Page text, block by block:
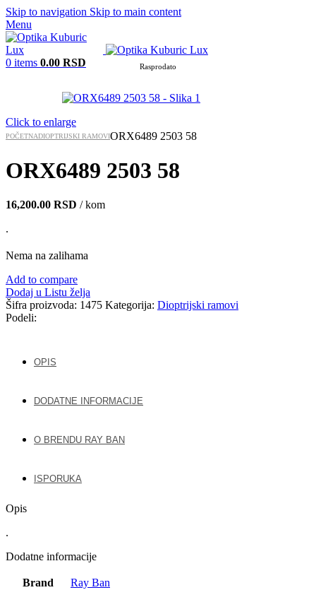
Skip to navigation Skip to main content
Menu
0 items 0.00 RSD Rasprodato
Click to enlarge
POČETNADIOPTRIJSKI RAMOVIORX6489 2503 58
ORX6489 2503 58
16,200.00 RSD / kom
.
Nema na zalihama
Add to compare
Dodaj u Listu želja
Šifra proizvoda: 1475 Kategorija: Dioptrijski ramovi
Podeli:
OPIS
DODATNE INFORMACIJE
O BRENDU RAY BAN
ISPORUKA
Opis
.
Dodatne informacije
Brand Ray Ban